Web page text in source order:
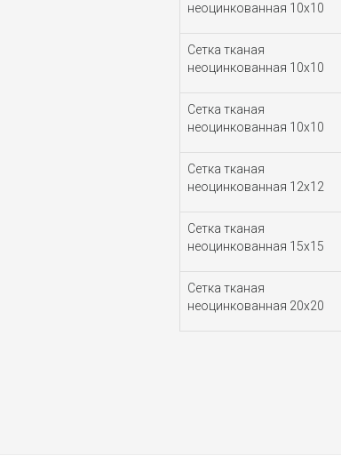
неоцинкованная 10х10
Сетка тканая
неоцинкованная 10х10
Сетка тканая
неоцинкованная 10х10
Сетка тканая
неоцинкованная 12х12
Сетка тканая
неоцинкованная 15х15
Сетка тканая
неоцинкованная 20х20